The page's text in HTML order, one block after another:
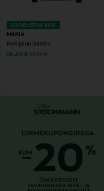
SOODUSTUS 40%
MAKIA
Kampsun Gaston
Discounted Price
59,40 € Original Price
99,00 €